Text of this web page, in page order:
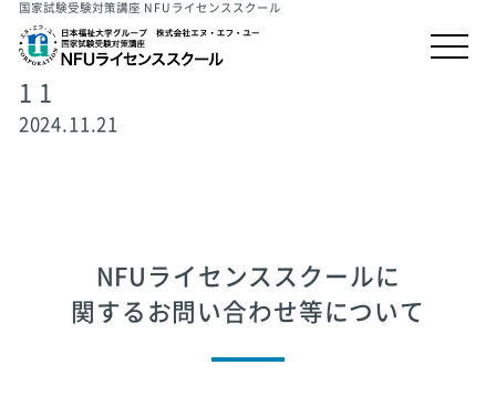
国家試験受験対策講座 NFUライセンススクール
1 1
2024.11.21
NFUライセンススクールに
関するお問い合わせ等について